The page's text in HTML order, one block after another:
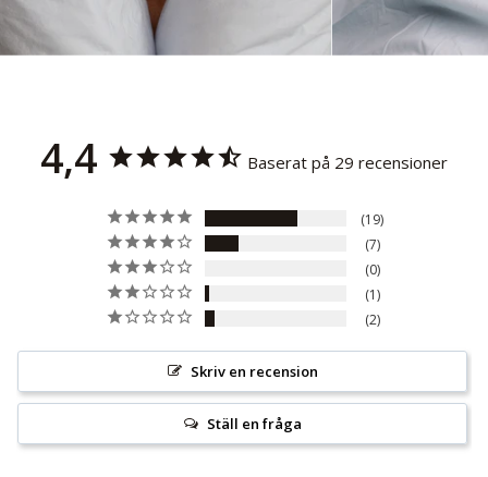
4,4 Baserat på 29 recensioner
19
7
0
1
2
Skriv en recension
Ställ en fråga